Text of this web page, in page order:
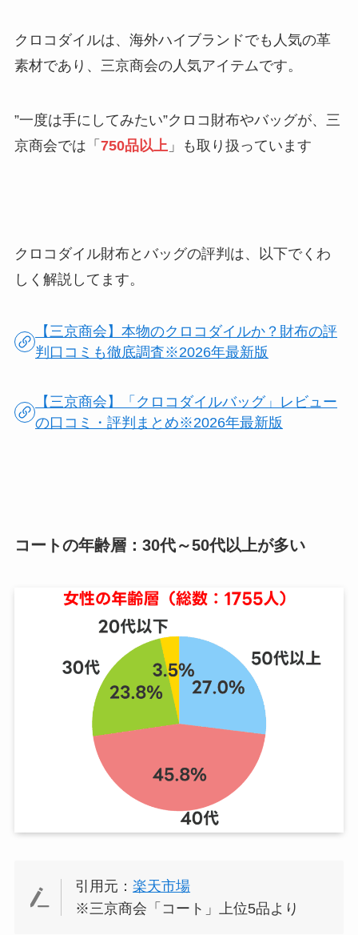
クロコダイルは、海外ハイブランドでも人気の革
素材であり、三京商会の人気アイテムです。
”一度は手にしてみたい”クロコ財布やバッグが、三
京商会では「 750品以上 」も取り扱っています
クロコダイル財布とバッグの評判は、以下でくわ
しく解説してます。
【三京商会】本物のクロコダイルか？財布の評
判口コミも徹底調査※2026年最新版
【三京商会】「クロコダイルバッグ」レビュー
の口コミ・評判まとめ※2026年最新版
コートの年齢層：30代～50代以上が多い
引用元：楽天市場
※三京商会「コート」上位5品より